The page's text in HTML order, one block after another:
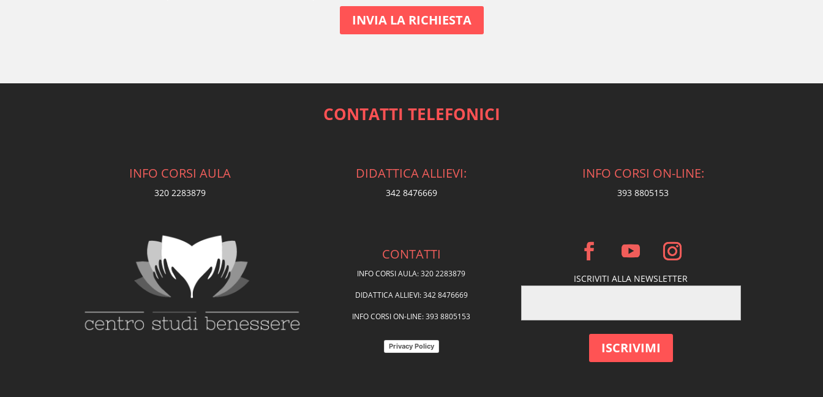
CONTATTI TELEFONICI
INFO CORSI AULA
320 2283879
DIDATTICA ALLIEVI:
342 8476669
INFO CORSI ON-LINE:
393 8805153
CONTATTI
INFO CORSI AULA: 320 2283879
DIDATTICA ALLIEVI: 342 8476669
INFO CORSI ON-LINE: 393 8805153
Privacy Policy
ISCRIVITI ALLA NEWSLETTER